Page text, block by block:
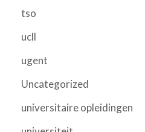
tso
ucll
ugent
Uncategorized
universitaire opleidingen